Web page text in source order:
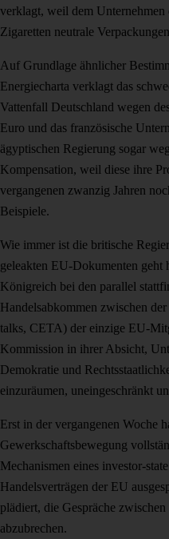
verklagt, weil dem Unternehmen
Zigaretten neutrale
Auf Grundlage ähnlicher
Energiecharta verklagt das
Vattenfall Deutschland wegen
Euro und das französische
ägyptischen Regierung sogar
Kompensation, weil diese ihre
vergangenen zwanzig Jahren
Beispiele.
Wie immer ist die britische
geleakten EU-Dokumenten geht
Königreich bei den parallel
Handelsabkommen zwischen
talks, CETA) der einzige EU-
Kommission in ihrer Absicht,
Demokratie und
einzuräumen, uneingeschränkt
Erst in der vergangenen Woche
Gewerkschaftsbewegung
Mechanismen eines investor-
Handelsverträgen der EU
plädiert, die Gespräche
abzubrechen.